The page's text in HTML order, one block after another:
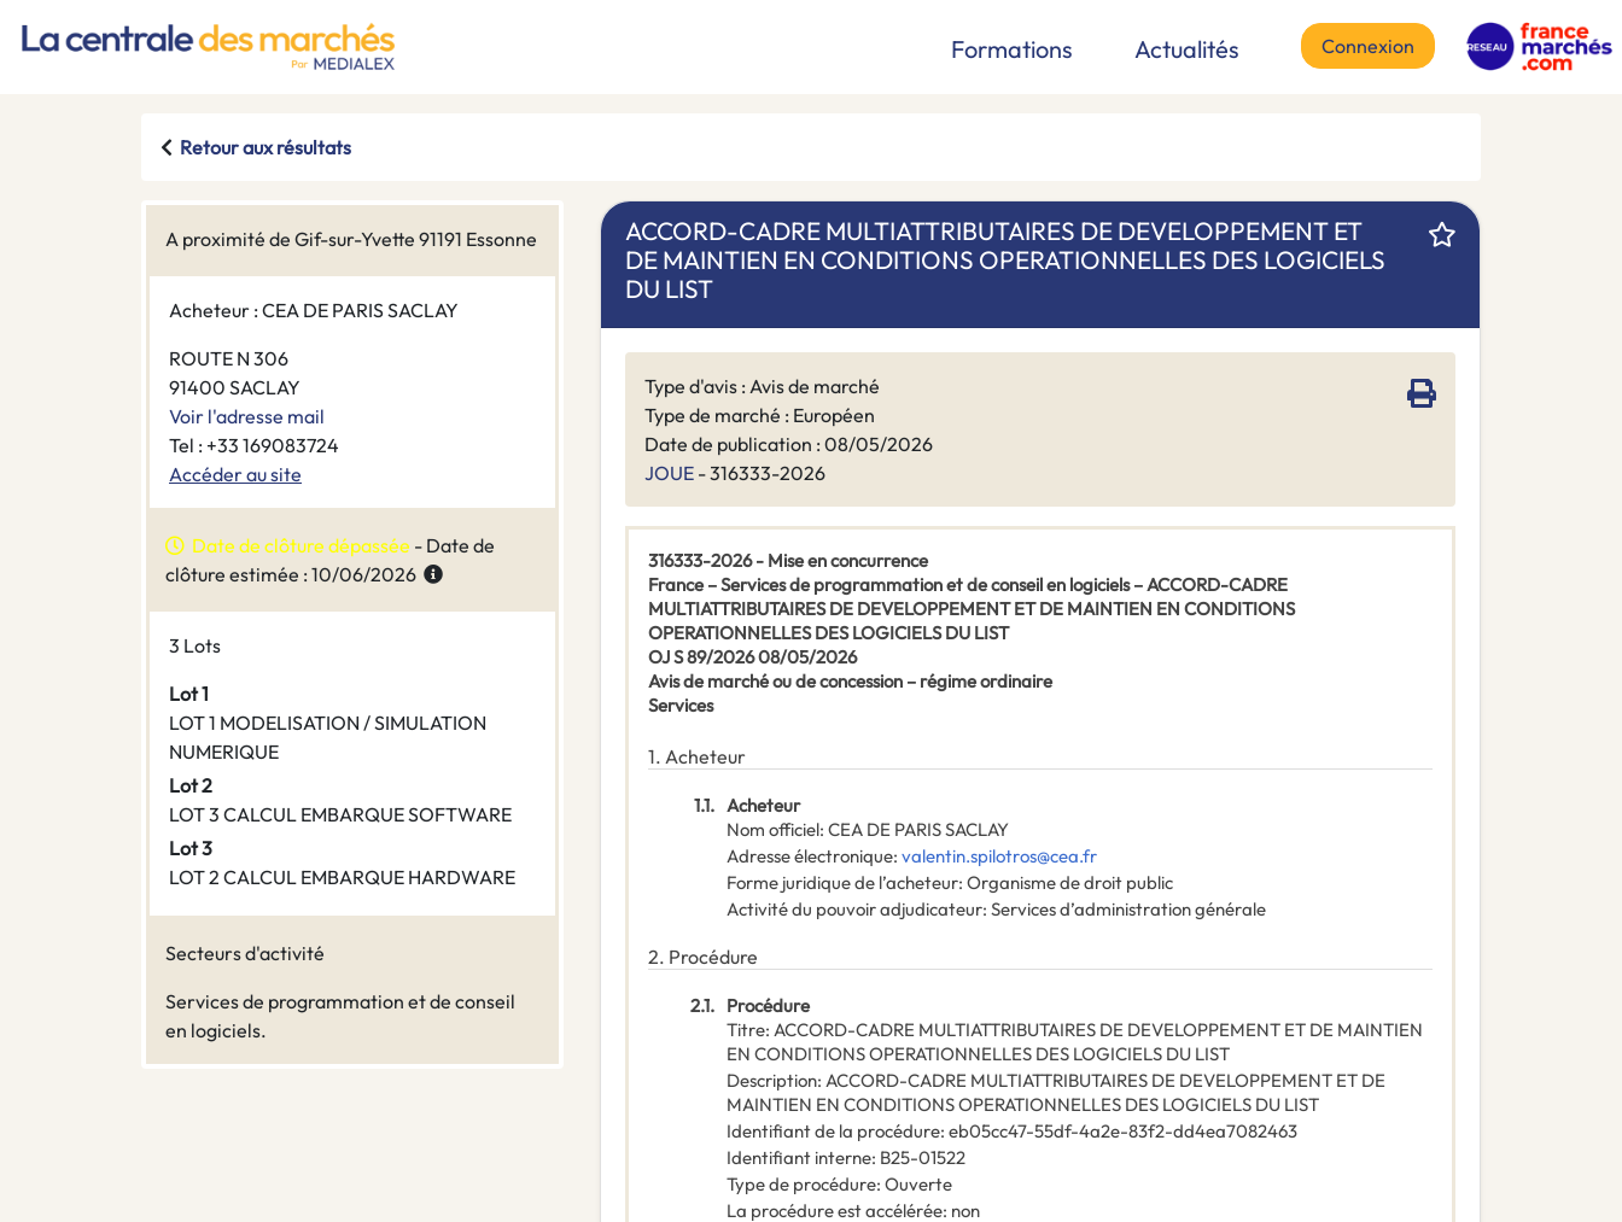
Formations Actualités Connexion
Retour aux résultats
A proximité de Gif-sur-Yvette 91191 Essonne
Acheteur : CEA DE PARIS SACLAY
ROUTE N 306
91400 SACLAY
Voir l'adresse mail
Tel : +33 169083724
Accéder au site
Date de clôture dépassée - Date de
clôture estimée : 10/06/2026
3 Lots
Lot 1
LOT 1 MODELISATION / SIMULATION
NUMERIQUE
Lot 2
LOT 3 CALCUL EMBARQUE SOFTWARE
Lot 3
LOT 2 CALCUL EMBARQUE HARDWARE
Secteurs d'activité
Services de programmation et de conseil
en logiciels.
ACCORD-CADRE MULTIATTRIBUTAIRES DE DEVELOPPEMENT ET
DE MAINTIEN EN CONDITIONS OPERATIONNELLES DES LOGICIELS
DU LIST
Type d'avis : Avis de marché
Type de marché : Européen
Date de publication : 08/05/2026
JOUE - 316333-2026
316333-2026 - Mise en concurrence
France – Services de programmation et de conseil en logiciels – ACCORD-CADRE
MULTIATTRIBUTAIRES DE DEVELOPPEMENT ET DE MAINTIEN EN CONDITIONS
OPERATIONNELLES DES LOGICIELS DU LIST
OJ S 89/2026 08/05/2026
Avis de marché ou de concession – régime ordinaire
Services
1. Acheteur
1.1. Acheteur
Nom officiel: CEA DE PARIS SACLAY
Adresse électronique: valentin.spilotros@cea.fr
Forme juridique de l’acheteur: Organisme de droit public
Activité du pouvoir adjudicateur: Services d’administration générale
2. Procédure
2.1. Procédure
Titre: ACCORD-CADRE MULTIATTRIBUTAIRES DE DEVELOPPEMENT ET DE MAINTIEN
EN CONDITIONS OPERATIONNELLES DES LOGICIELS DU LIST
Description: ACCORD-CADRE MULTIATTRIBUTAIRES DE DEVELOPPEMENT ET DE
MAINTIEN EN CONDITIONS OPERATIONNELLES DES LOGICIELS DU LIST
Identifiant de la procédure: eb05cc47-55df-4a2e-83f2-dd4ea7082463
Identifiant interne: B25-01522
Type de procédure: Ouverte
La procédure est accélérée: non